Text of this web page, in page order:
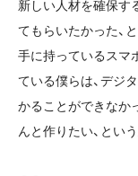
新しい人材を確保す
てもらいたかった、
手に持っているスマ
ている僕らは、デジ
かることができなか
んと作りたい、とい